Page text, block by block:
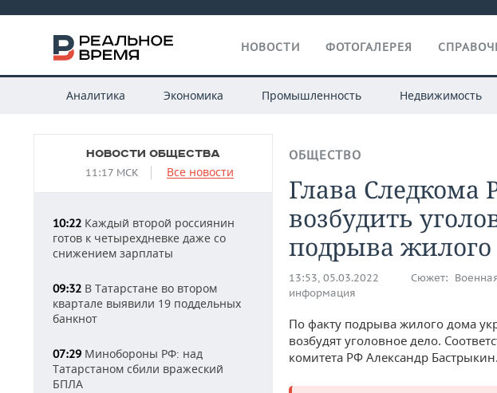
НОВОСТИ ФОТОГАЛЕРЕЯ
Аналитика Экономика Промышленность Недвижимость
НОВОСТИ ОБЩЕСТВА
11:17 МСК Все новости
10:22 Каждый второй россиянин
готов к четырехдневке даже со
снижением зарплаты
09:32 В Татарстане во втором
квартале выявили 19 поддельных
банкнот
07:29 Минобороны РФ: над
Татарстаном сбили вражеский
БПЛА
ОБЩЕСТВО
Глава Следкома
возбудить
подрыва
13:53, 05.03.2022 Сюжет:
информация
По факту подрыва жилого дома
возбудят уголовное дело.
комитета РФ Александр Бастрыкин.